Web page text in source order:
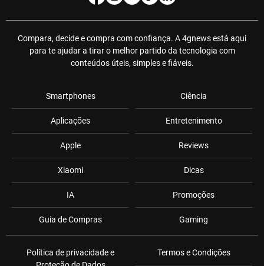
Compara, decide e compra com confiança. A 4gnews está aqui
para te ajudar a tirar o melhor partido da tecnologia com
conteúdos úteis, simples e fiáveis.
Smartphones
Aplicações
Apple
Xiaomi
IA
Guia de Compras
Ciência
Entretenimento
Reviews
Dicas
Promoções
Gaming
Política de privacidade e
Termos e Condições